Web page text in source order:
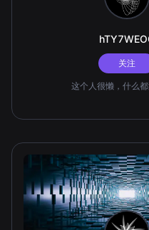
关注
这个人很懒，什么